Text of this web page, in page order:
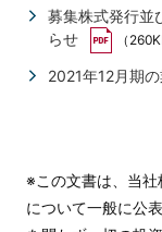
募集株式発行並
らせ
（
2021年12月期
※この文書は、当
について一般に公